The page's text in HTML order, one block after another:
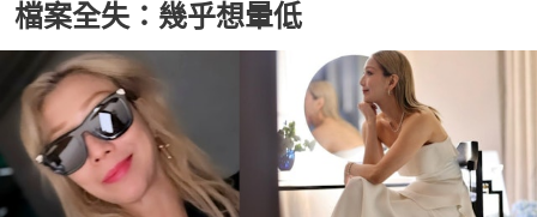
檔案全失：幾乎想暈低